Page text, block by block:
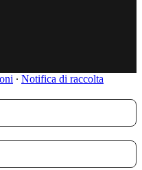
∙ Notifica di raccolta